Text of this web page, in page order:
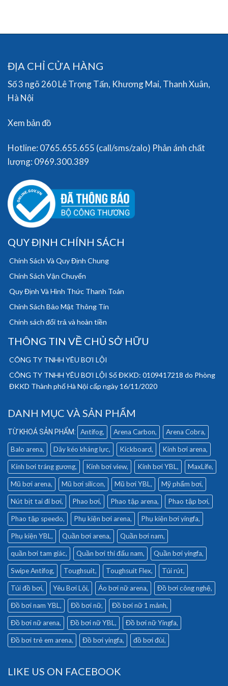
ĐỊA CHỈ CỬA HÀNG
Số 3 ngõ 260 Lê Trọng Tấn, Khương Mai, Thanh Xuân,
Hà Nội
Xem bản đồ
Hotline: 0765.655.655 (call/sms/zalo) Phản ánh chất
lượng: 0969.300.389
QUY ĐỊNH CHÍNH SÁCH
Chính Sách Và Quy Định Chung
Chính Sách Vận Chuyển
Quy Định Và Hình Thức Thanh Toán
Chính Sách Bảo Mật Thông Tin
Chính sách đổi trả và hoàn tiền
THÔNG TIN VỀ CHỦ SỞ HỮU
CÔNG TY TNHH YÊU BƠI LỘI
CÔNG TY TNHH YÊU BƠI LỘI Số ĐKKD: 0109417218 do Phòng
ĐKKD Thành phố Hà Nội cấp ngày 16/11/2020
DANH MỤC VÀ SẢN PHẨM
Antifog Arena Carbon Arena Cobra
Balo arena Dây kéo kháng lực Kickboard Kính bơi arena
Kính bơi tráng gương Kính bơi view Kính bơi YBL MaxLife
Mũ bơi arena Mũ bơi silicon Mũ bơi YBL Mỹ phẩm bơi
Nút bịt tai đi bơi Phao bơi Phao tập arena Phao tập bơi
Phao tập speedo Phụ kiện bơi arena Phụ kiện bơi yingfa
Phụ kiện YBL Quần bơi arena Quần bơi nam
quần bơi tam giác Quần bơi thi đấu nam Quần bơi yingfa
Swipe Antifog Toughsuit Toughsuit Flex Túi rút
Túi đồ bơi Yêu Bơi Lội Áo bơi nữ arena Đồ bơi công nghệ
Đồ bơi nam YBL Đồ bơi nữ Đồ bơi nữ 1 mảnh
Đồ bơi nữ arena Đồ bơi nữ YBL Đồ bơi nữ Yingfa
Đồ bơi trẻ em arena Đồ bơi yingfa đồ bơi đùi
LIKE US ON FACEBOOK